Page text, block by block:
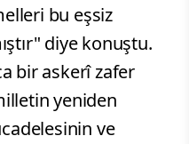
bu eşsiz
diye konuştu.
bir askerî zafer
yeniden
ve